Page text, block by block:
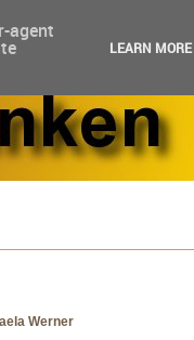
Werner
agent
LEARN MORE